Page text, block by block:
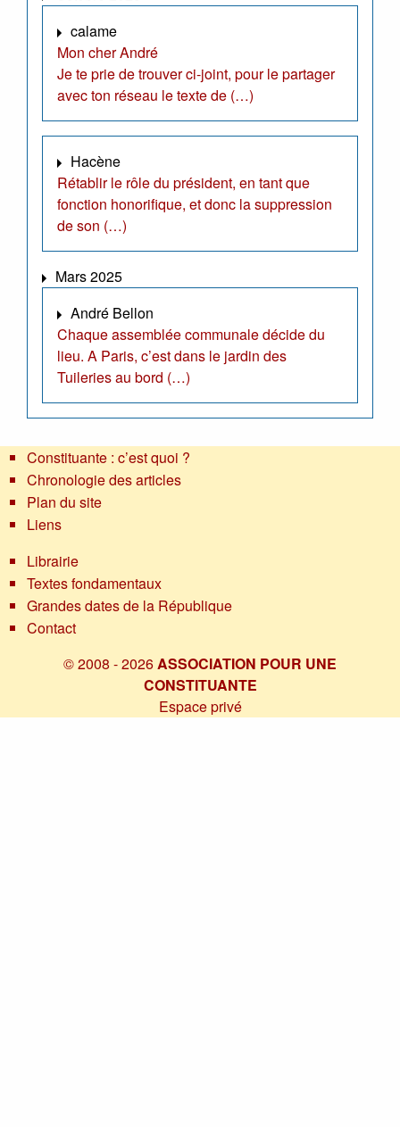
calame
Mon cher André
Je te prie de trouver ci-joint, pour le partager
avec ton réseau le texte de (…)
Hacène
Rétablir le rôle du président, en tant que
fonction honorifique, et donc la suppression
de son (…)
Mars 2025
André Bellon
Chaque assemblée communale décide du
lieu. A Paris, c’est dans le jardin des
Tuileries au bord (…)
Constituante : c’est quoi ?
Chronologie des articles
Plan du site
Liens
Librairie
Textes fondamentaux
Grandes dates de la République
Contact
© 2008 - 2026ASSOCIATION POUR UNE
CONSTITUANTE
Espace privé